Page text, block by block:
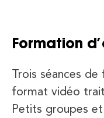
Formation
Trois séances
format vidéo
Petits groupes